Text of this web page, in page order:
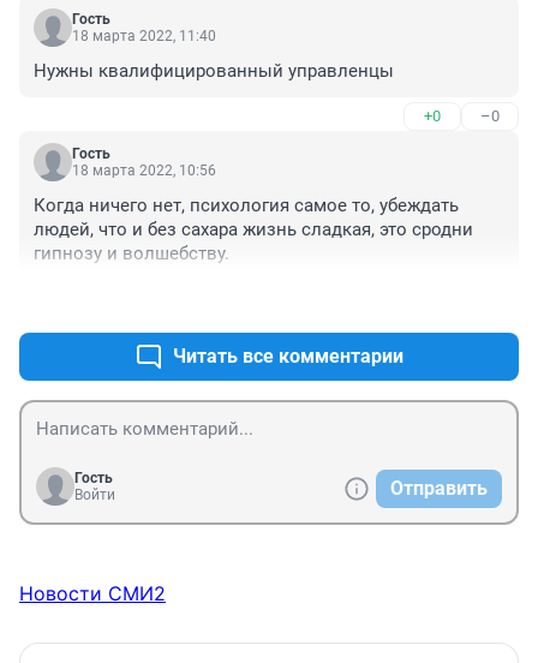
Гость
18 марта 2022, 11:40
Нужны квалифицированный управленцы
+0 –0
Гость
18 марта 2022, 10:56
Когда ничего нет, психология самое то, убеждать
людей, что и без сахара жизнь сладкая, это сродни
гипнозу и волшебству.
Читать все комментарии
Гость
Войти
Отправить
Новости СМИ2